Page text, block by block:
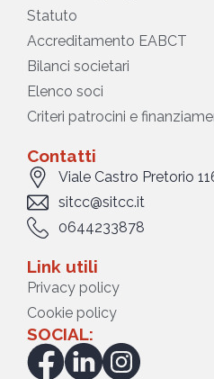
Statuto
Accreditamento EABCT
Bilanci societari
Elenco soci
Criteri patrocini e
Contatti
Viale Castro Pretorio
sitcc@sitcc.it
0644233878
Link utili
Privacy policy
Cookie policy
SOCIAL: